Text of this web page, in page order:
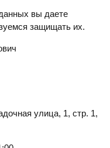
вы даете
защищать их.
улица, 1, стр. 1,